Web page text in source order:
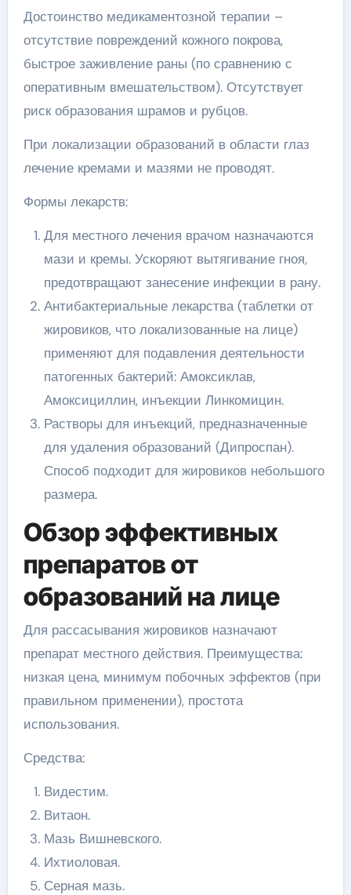
Достоинство медикаментозной терапии –
отсутствие повреждений кожного покрова,
быстрое заживление раны (по сравнению с
оперативным вмешательством). Отсутствует
риск образования шрамов и рубцов.
При локализации образований в области глаз
лечение кремами и мазями не проводят.
Формы лекарств:
Для местного лечения врачом назначаются
мази и кремы. Ускоряют вытягивание гноя,
предотвращают занесение инфекции в рану.
Антибактериальные лекарства (таблетки от
жировиков, что локализованные на лице)
применяют для подавления деятельности
патогенных бактерий: Амоксиклав,
Амоксициллин, инъекции Линкомицин.
Растворы для инъекций, предназначенные
для удаления образований (Дипроспан).
Способ подходит для жировиков небольшого
размера.
Обзор эффективных
препаратов от
образований на лице
Для рассасывания жировиков назначают
препарат местного действия. Преимущества:
низкая цена, минимум побочных эффектов (при
правильном применении), простота
использования.
Средства:
Видестим.
Витаон.
Мазь Вишневского.
Ихтиоловая.
Серная мазь.